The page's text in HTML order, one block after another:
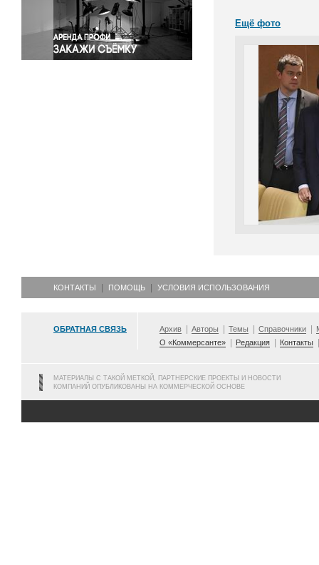
Экология
Экономика и бизнес
Ещё фото
КОНТАКТЫ ПОМОЩЬ УСЛОВИЯ ИСПОЛЬЗОВАНИЯ
ОБРАТНАЯ СВЯЗЬ Архив Авторы Темы Справочники
О «Коммерсанте»
Редакция Контакты
МАТЕРИАЛЫ С ТАКОЙ МЕТКОЙ, ПАРТНЕРСКИЕ ПРОЕКТЫ И НОВОСТИ
КОМПАНИЙ ОПУБЛИКОВАНЫ НА КОММЕРЧЕСКОЙ ОСНОВЕ